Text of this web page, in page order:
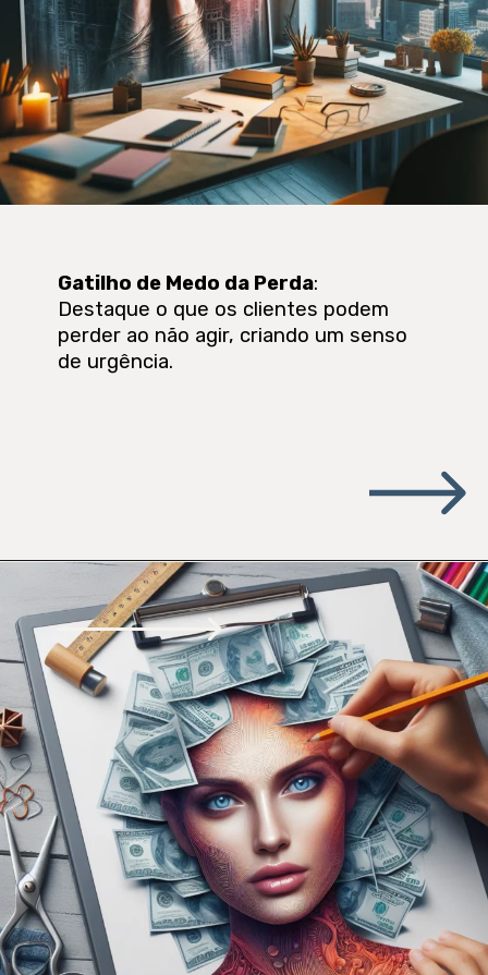
Gatilho de Medo da Perda:
Destaque o que os clientes podem
perder ao não agir, criando um senso
de urgência.